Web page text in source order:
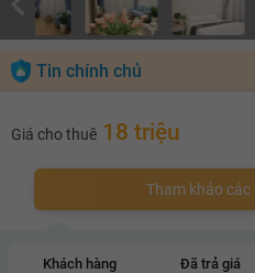
Tin chính chủ
Giá cho thuê 18 triệu
Tham khảo
Khách hàng Đã trả giá